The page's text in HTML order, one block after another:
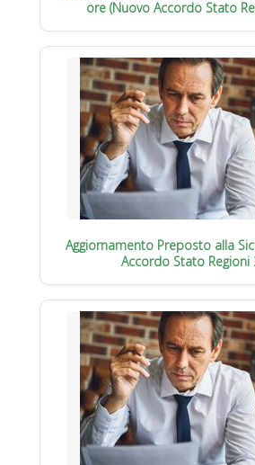
ore (Nuovo Accordo Stato
Aggiornamento Preposto alla
Accordo Stato Regioni